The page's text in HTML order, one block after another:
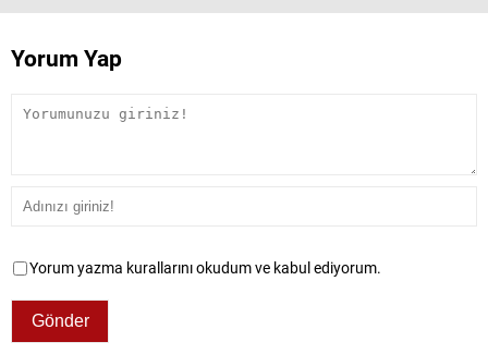
Yorum Yap
Yorum yazma kurallarını okudum ve kabul ediyorum.